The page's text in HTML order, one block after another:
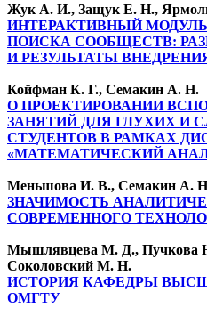
Жук А. И., Защук Е. Н.,
ИНТЕРАКТИВНЫЙ
ПОИСКА СООБЩЕСТВ:
И РЕЗУЛЬТАТЫ
Койфман К. Г., Семакин А. Н.
О ПРОЕКТИРОВАНИИ
ЗАНЯТИЙ ДЛЯ ГЛУХИХ
СТУДЕНТОВ В РАМКАХ
«МАТЕМАТИЧЕСКИЙ
Меньшова И. В., Семакин А.
ЗНАЧИМОСТЬ
СОВРЕМЕННОГО
Мышлявцева М. Д., Пучкова
Соколовский М. Н.
ИСТОРИЯ КАФЕДРЫ
ОМГТУ